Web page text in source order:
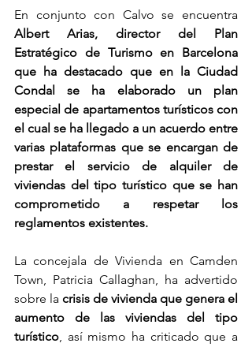
Albert Arias, director del Plan
Estratégico de Turismo en Barcelona
que ha destacado que en la Ciudad
Condal se ha elaborado un plan
especial de apartamentos turísticos con
el cual se ha llegado a un acuerdo entre
varias plataformas que se encargan de
prestar el servicio de alquiler de
viviendas del tipo turístico que se han
comprometido a respetar los
reglamentos existentes.
La concejala de Vivienda en Camden
Town, Patricia Callaghan, ha advertido
sobre la crisis de vivienda que genera el
aumento de las viviendas del tipo
turístico, así mismo ha criticado que a